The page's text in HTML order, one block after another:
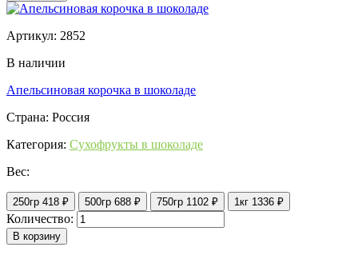
Артикул: 2852
В наличии
Апельсиновая корочка в шоколаде
Страна: Россия
Категория: Сухофрукты в шоколаде
Вес:
250гр 418 ₽ 500гр 688 ₽ 750гр 1102 ₽ 1кг 1336 ₽
Количество:
В корзину